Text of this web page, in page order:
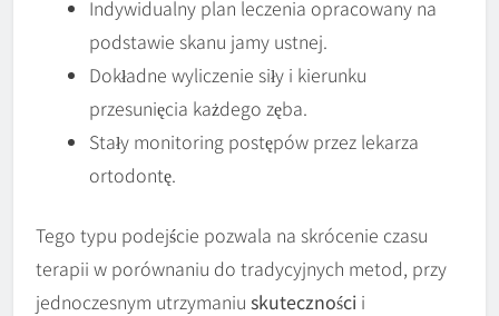
Indywidualny plan leczenia opracowany na
podstawie skanu jamy ustnej.
Dokładne wyliczenie siły i kierunku
przesunięcia każdego zęba.
Stały monitoring postępów przez lekarza
ortodontę.
Tego typu podejście pozwala na skrócenie czasu
terapii w porównaniu do tradycyjnych metod, przy
jednoczesnym utrzymaniu skuteczności i